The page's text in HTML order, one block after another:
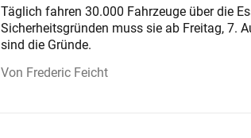
Täglich fahren 30.000 Fahrzeuge über die
Sicherheitsgründen muss sie ab Freitag, 7.
sind die Gründe.
Frederic Feicht